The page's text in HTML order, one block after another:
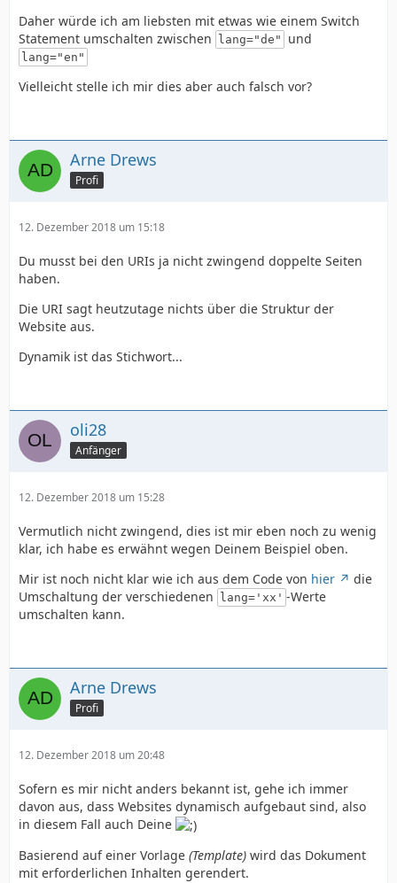
Daher würde ich am liebsten mit etwas wie einem Switch
Statement umschalten zwischen
lang="de" und
lang="en"
Vielleicht stelle ich mir dies aber auch falsch vor?
Arne Drews
Profi
12. Dezember 2018 um 15:18
Du musst bei den URIs ja nicht zwingend doppelte Seiten
haben.
Die URI sagt heutzutage nichts über die Struktur der
Website aus.
Dynamik ist das Stichwort...
oli28
Anfänger
12. Dezember 2018 um 15:28
Vermutlich nicht zwingend, dies ist mir eben noch zu wenig
klar, ich habe es erwähnt wegen Deinem Beispiel oben.
Mir ist noch nicht klar wie ich aus dem Code von hier
die
Umschaltung der verschiedenen
lang='xx' -Werte
umschalten kann.
Arne Drews
Profi
12. Dezember 2018 um 20:48
Sofern es mir nicht anders bekannt ist, gehe ich immer
davon aus, dass Websites dynamisch aufgebaut sind, also
in diesem Fall auch Deine
Basierend auf einer Vorlage (Template) wird das Dokument
mit erforderlichen Inhalten gerendert.